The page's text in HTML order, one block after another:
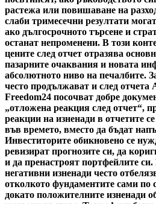
растежа или повишаване на
слаби тримесечни резултати
ако дългосрочното търсене и
останат непроменени. В този
цените след отчет отразява
пазарните очаквания и новата
абсолютното ниво на печалбите.
често продължават и след отчета
Freedom24 посочват добре
„отложена реакция след отчет“,
реакции на изненади в отчетите
във времето, вместо да бъдат
Инвеститорите обикновено се
ревизират прогнозите си, да
и да пренастроят портфейлите си.
негативни изненади често
отколкото фундаментите сами по
докато положителните изненади